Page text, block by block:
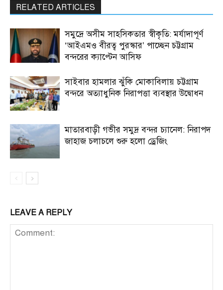
RELATED ARTICLES
সমুদ্রে অসীম সাহসিকতার স্বীকৃতি: মর্যাদাপূর্ণ
‘আইএমও বীরত্ব পুরস্কার’ পাচ্ছেন চট্টগ্রাম
বন্দরের ক্যাপ্টেন আসিফ
সাইবার হামলার ঝুঁকি মোকাবিলায় চট্টগ্রাম
বন্দরে অত্যাধুনিক নিরাপত্তা ব্যবস্থার উদ্বোধন
মাতারবাড়ী গভীর সমুদ্র বন্দর চ্যানেল: নিরাপদ
জাহাজ চলাচলে শুরু হলো ড্রেজিং
LEAVE A REPLY